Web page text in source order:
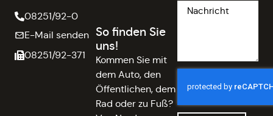
08251/92-0
E-Mail senden
08251/92-371
So finden Sie
uns!
Kommen Sie mit
dem Auto, den
Öffentlichen, dem
Rad oder zu Fuß?